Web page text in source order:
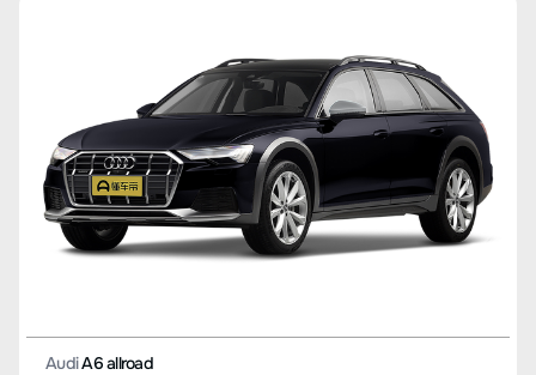
AudiA6 allroad